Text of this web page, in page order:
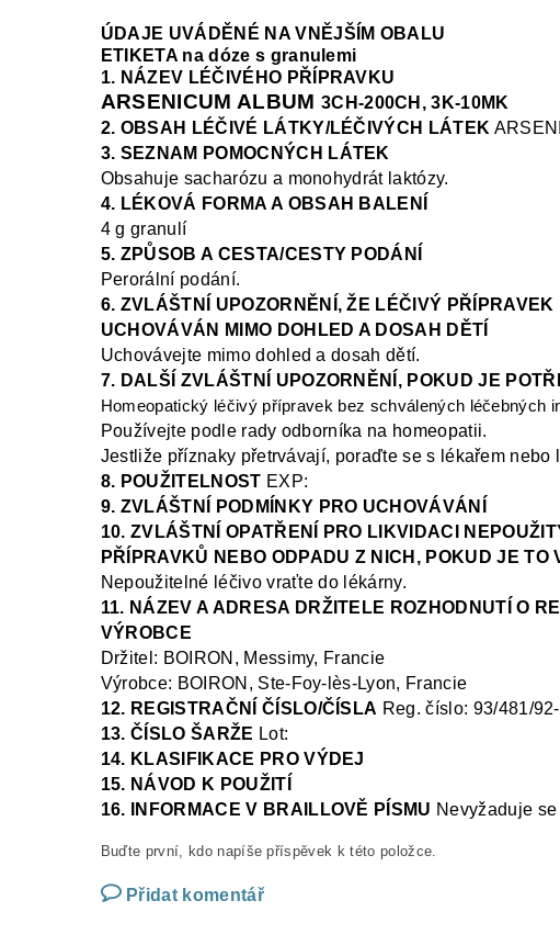
ÚDAJE UVÁDĚNÉ NA VNĚJŠÍM OBALU
ETIKETA na dóze s granulemi
1. NÁZEV LÉČIVÉHO PŘÍPRAVKU
ARSENICUM ALBUM 3CH-200CH, 3K-10MK
2. OBSAH LÉČIVÉ LÁTKY/LÉČIVÝCH LÁTEK
3. SEZNAM POMOCNÝCH LÁTEK
Obsahuje sacharózu a monohydrát laktózy.
4. LÉKOVÁ FORMA A OBSAH BALENÍ
4 g granulí
5. ZPŮSOB A CESTA/CESTY PODÁNÍ
Perorální podání.
6. ZVLÁŠTNÍ UPOZORNĚNÍ, ŽE LÉČIVÝ PŘÍPRAVEK
UCHOVÁVÁN MIMO DOHLED A DOSAH DĚTÍ
Uchovávejte mimo dohled a dosah dětí.
7. DALŠÍ ZVLÁŠTNÍ UPOZORNĚNÍ, POKUD JE
Homeopatický léčivý přípravek bez schválených léčebných
Používejte podle rady odborníka na homeopatii.
Jestliže příznaky přetrvávají, poraďte se s lékařem nebo
8. POUŽITELNOST EXP:
9. ZVLÁŠTNÍ PODMÍNKY PRO UCHOVÁVÁNÍ
10. ZVLÁŠTNÍ OPATŘENÍ PRO LIKVIDACI
PŘÍPRAVKŮ NEBO ODPADU Z NICH, POKUD JE TO
Nepoužitelné léčivo vraťte do lékárny.
11. NÁZEV A ADRESA DRŽITELE ROZHODNUTÍ O
VÝROBCE
Držitel: BOIRON, Messimy, Francie
Výrobce: BOIRON, Ste-Foy- lès-Lyon, Francie
12. REGISTRAČNÍ ČÍSLO/ČÍSLA Reg.číslo: 93/481/
13. ČÍSLO ŠARŽE Lot:
14. KLASIFIKACE PRO VÝDEJ
15. NÁVOD K POUŽITÍ
16. INFORMACE V BRAILLOVĚ PÍSMU Nevyžaduje
Buďte první, kdo napíše příspěvek k této položce.
Přidat komentář